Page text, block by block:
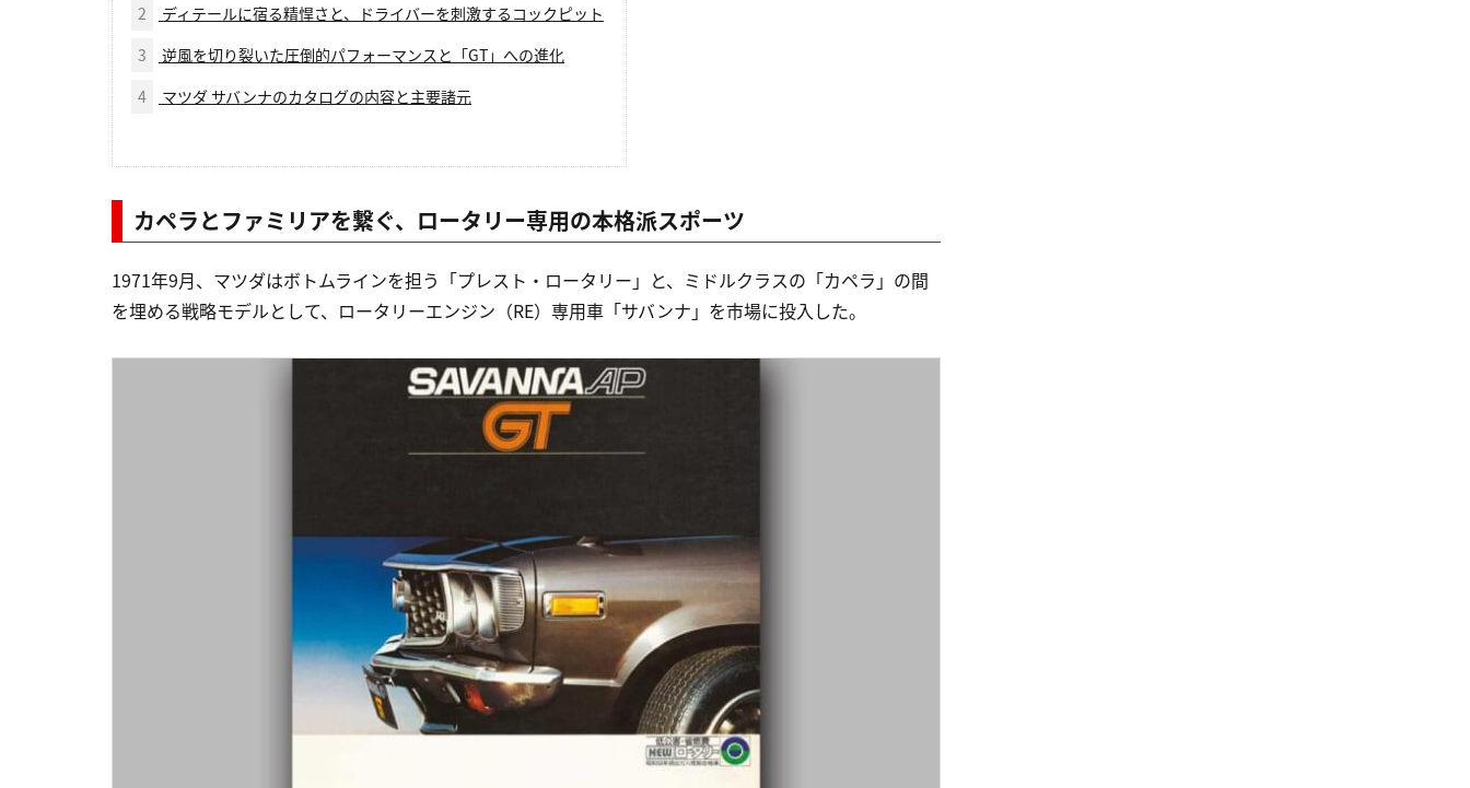
2
ディテールに宿る精悍さと、ドライバーを刺激するコックピット
3
逆風を切り裂いた圧倒的パフォーマンスと「GT」への進化
4
マツダ サバンナのカタログの内容と主要諸元
カペラとファミリアを繋ぐ、ロータリー専用の本格派スポーツ
1971年9月、マツダはボトムラインを担う「プレスト・ロータリー」と、ミドルクラスの「カペラ」の間
を埋める戦略モデルとして、ロータリーエンジン（RE）専用車「サバンナ」を市場に投入した。